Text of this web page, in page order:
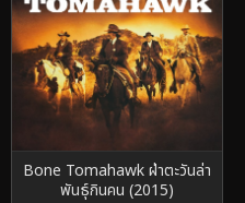
Bone Tomahawk ฝ่าตะวันล่า
พันธุ์กินคน (2015)